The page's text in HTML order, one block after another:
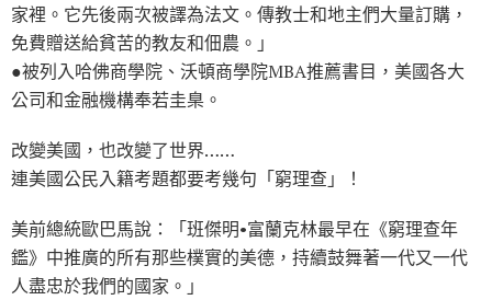
家裡。它先後兩次被譯為法文。傳教士和地主們大量訂購，
免費贈送給貧苦的教友和佃農。」
●被列入哈佛商學院、沃頓商學院MBA推薦書目，美國各大
公司和金融機構奉若圭臬。
改變美國，也改變了世界……
連美國公民入籍考題都要考幾句「窮理查」！
美前總統歐巴馬說：「班傑明•富蘭克林最早在《窮理查年
鑑》中推廣的所有那些樸實的美德，持續鼓舞著一代又一代
人盡忠於我們的國家。」